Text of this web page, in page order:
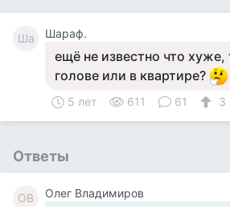
Ша Шараф.
ещё не известно что хуже,
голове или в квартире?
5 лет 611 61 3
Ответы
ОВ Олег Владимиров